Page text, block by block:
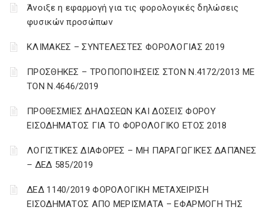
Άνοιξε η εφαρμογή για τις φορολογικές δηλώσεις
φυσικών προσώπων
ΚΛΙΜΑΚΕΣ – ΣΥΝΤΕΛΕΣΤΕΣ ΦΟΡΟΛΟΓΙΑΣ 2019
ΠΡΟΣΘΗΚΕΣ – ΤΡΟΠΟΠΟΙΗΣΕΙΣ ΣΤΟΝ Ν.4172/2013 ΜΕ
ΤΟΝ Ν.4646/2019
ΠΡΟΘΕΣΜΙΕΣ ΔΗΛΩΣΕΩΝ ΚΑΙ ΔΟΣΕΙΣ ΦΟΡΟΥ
ΕΙΣΟΔΗΜΑΤΟΣ ΓΙΑ ΤΟ ΦΟΡΟΛΟΓΙΚΟ ΕΤΟΣ 2018
ΛΟΓΙΣΤΙΚΈΣ ΔΙΑΦΟΡΈΣ – ΜΗ ΠΑΡΑΓΩΓΙΚΈΣ ΔΑΠΆΝΕΣ
– ΔΕΔ 585/2019
ΔΕΔ 1140/2019 ΦΟΡΟΛΟΓΙΚΗ ΜΕΤΑΧΕΙΡΙΣΗ
ΕΙΣΟΔΗΜΑΤΟΣ ΑΠΟ ΜΕΡΙΣΜΑΤΑ – ΕΦΑΡΜΟΓΗ ΤΗΣ